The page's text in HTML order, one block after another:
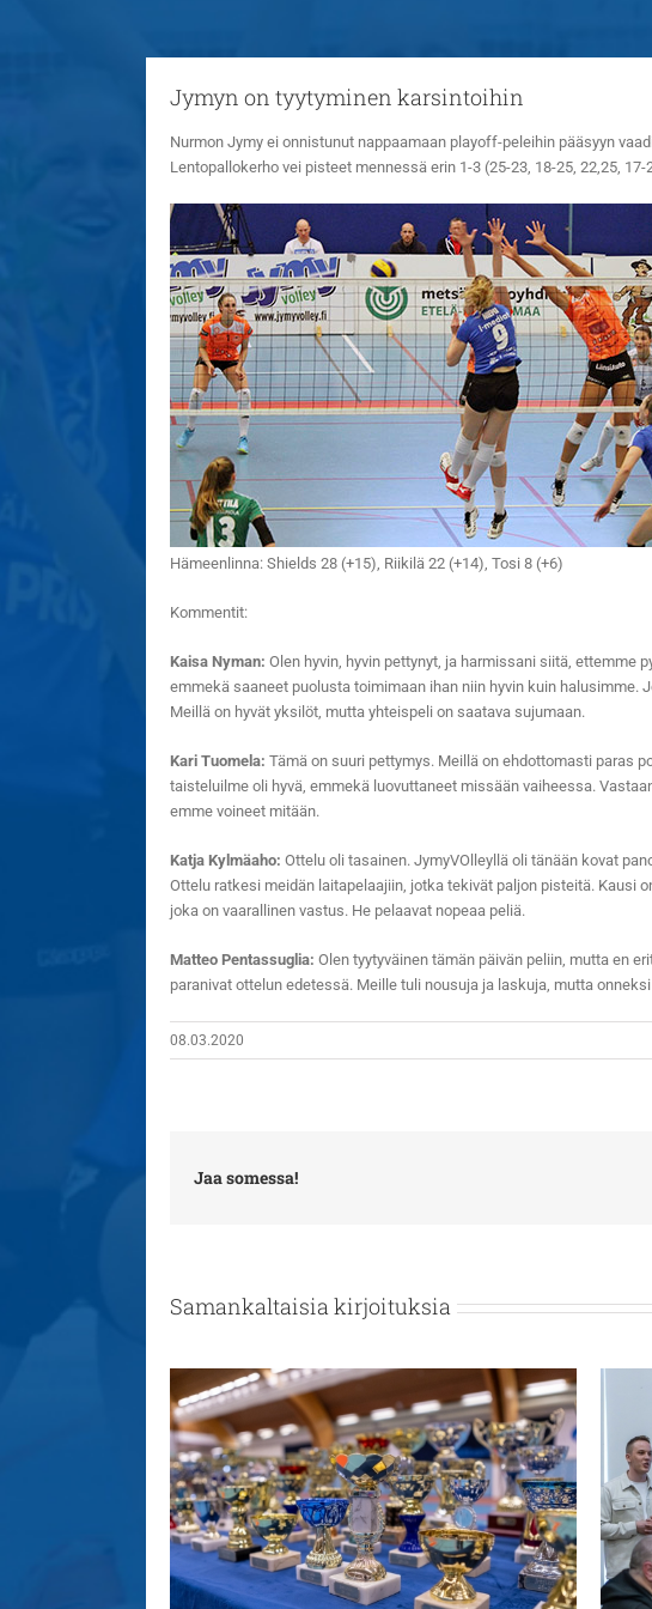
Jymyn on tyytyminen karsintoihin
Nurmon Jymy ei onnistunut nappaamaan playoff-peleihin pääsyyn
Lentopallokerho vei pisteet mennessä erin 1-3 (25-23, 18-25, 22,25,
Hämeenlinna: Shields 28 (+15), Riikilä 22 (+14), Tosi 8 (+6)
Kommentit:
Kaisa Nyman: Olen hyvin, hyvin pettynyt, ja harmissani siitä, ettemme
emmekä saaneet puolusta toimimaan ihan niin hyvin kuin halusimme.
Meillä on hyvät yksilöt, mutta yhteispeli on saatava sujumaan.
Kari Tuomela: Tämä on suuri pettymys. Meillä on ehdottomasti paras
taisteluilme oli hyvä, emmekä luovuttaneet missään vaiheessa.
emme voineet mitään.
Katja Kylmäaho: Ottelu oli tasainen. JymyVOlleyllä oli tänään kovat
Ottelu ratkesi meidän laitapelaajiin, jotka tekivät paljon pisteitä. Kausi
joka on vaarallinen vastus. He pelaavat nopeaa peliä.
Matteo Pentassuglia: Olen tyytyväinen tämän päivän peliin, mutta en
paranivat ottelun edetessä. Meille tuli nousuja ja laskuja, mutta
08.03.2020
Jaa somessa!
Samankaltaisia kirjoituksia